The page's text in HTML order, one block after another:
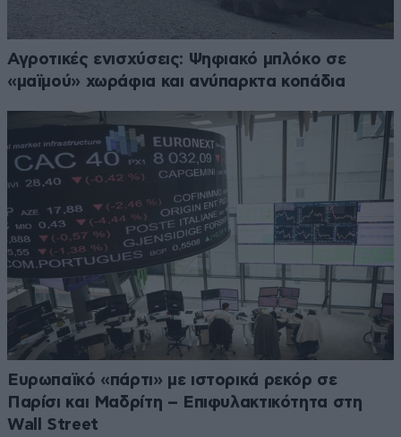
Αγροτικές ενισχύσεις: Ψηφιακό μπλόκο σε
«μαϊμού» χωράφια και ανύπαρκτα κοπάδια
Ευρωπαϊκό «πάρτι» με ιστορικά ρεκόρ σε
Παρίσι και Μαδρίτη – Επιφυλακτικότητα στη
Wall Street